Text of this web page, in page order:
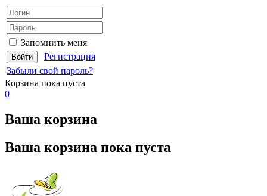
Запомнить меня
Регистрация
Забыли свой пароль?
Корзина пока пуста
0
Ваша корзина
Ваша корзина пока пуста